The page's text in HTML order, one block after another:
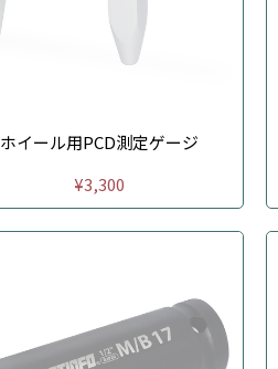
ホイール用PCD測定ゲージ
¥3,300